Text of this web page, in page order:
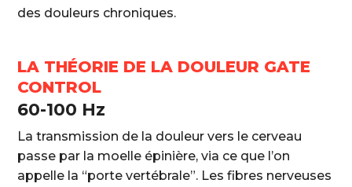
des douleurs chroniques.
LA THÉORIE DE LA DOULEUR GATE
CONTROL
60-100 Hz
La transmission de la douleur vers le cerveau
passe par la moelle épinière, via ce que l’on
appelle la “porte vertébrale”. Les fibres nerveuses